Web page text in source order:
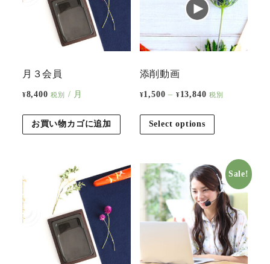
月３会員
¥8,400 税別 / 月
お買い物カゴに追加
添削動画
¥1,500 – ¥13,840 税別
Select options
Sale!